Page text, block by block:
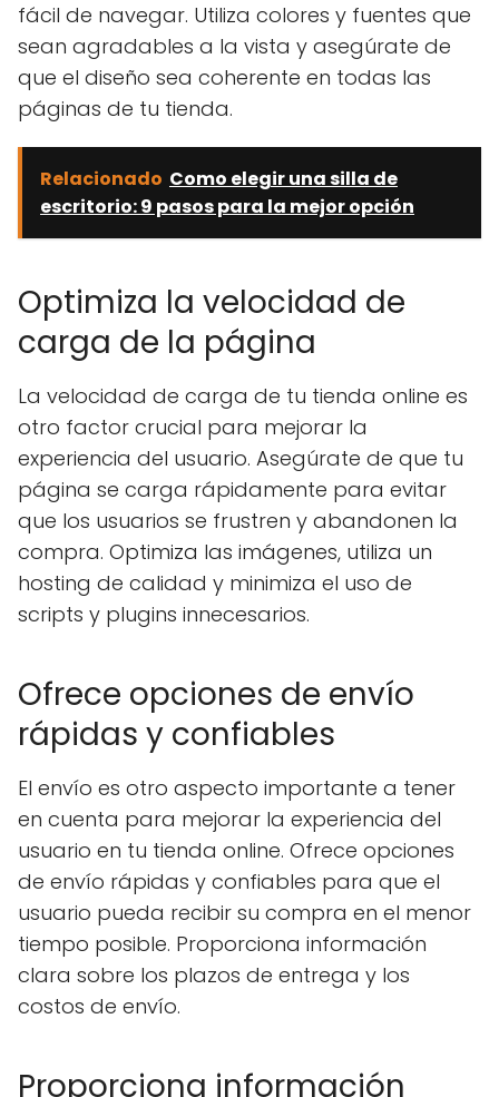
fácil de navegar. Utiliza colores y fuentes que
sean agradables a la vista y asegúrate de
que el diseño sea coherente en todas las
páginas de tu tienda.
Relacionado Como elegir una silla de
escritorio: 9 pasos para la mejor opción
Optimiza la velocidad de
carga de la página
La velocidad de carga de tu tienda online es
otro factor crucial para mejorar la
experiencia del usuario. Asegúrate de que tu
página se carga rápidamente para evitar
que los usuarios se frustren y abandonen la
compra. Optimiza las imágenes, utiliza un
hosting de calidad y minimiza el uso de
scripts y plugins innecesarios.
Ofrece opciones de envío
rápidas y confiables
El envío es otro aspecto importante a tener
en cuenta para mejorar la experiencia del
usuario en tu tienda online. Ofrece opciones
de envío rápidas y confiables para que el
usuario pueda recibir su compra en el menor
tiempo posible. Proporciona información
clara sobre los plazos de entrega y los
costos de envío.
Proporciona información